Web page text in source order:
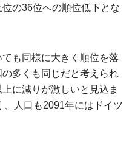
の36位への順位低下とな
も同様に大きく順位を落
多くも同じだと考えられ
に減りが激しいと見込ま
人口も2091年にはドイツ